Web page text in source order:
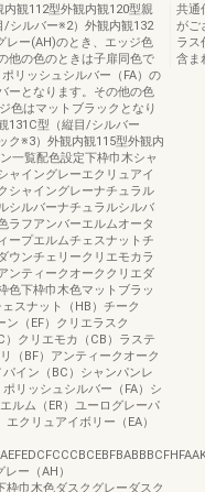
観112型外観内観120型親
/シルバー※2）外観内観132
ー(AH)のとき、エッジ色
他の色のときは子扉同色で
リッシュシルバー（FA）の
ーとなります。その他の色
色はマットブラックとなり
131C型（縦目/シルバー
ク※3）外観内観115型外観内
一覧配色設定下枠巾木シャ
ャイングレーエクリュアイ
シャイングレーナチュラル
シルバーナチュラルシルバ
ラフアンバーエルムオータ
ープエルムチェスナットチ
ウンチェリークリエモカラ
ンティークオーククリエダ
色下枠巾木色マットブラッ
スナット（HB）チーク
ン（EF）クリエラスク
）クリエモカ（CB）ラステ
（BF）アンティークオーク
パイン（BC）シャンパンレ
リッシュシルバー（FA）シ
ルム（ER）ユーログレーパ
クリュアイボリー（EA）
ー（AH）
枠巾木色ダスクグレーダスク
共通
がご
ラス
含ま